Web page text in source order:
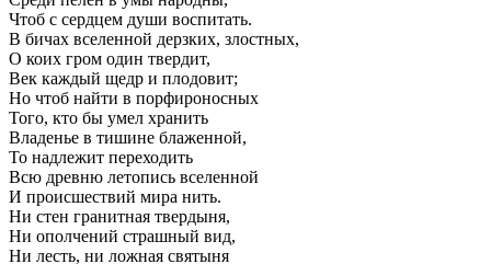
Чтоб с сердцем души воспитать.
В бичах вселенной дерзких, злостных,
О коих гром один твердит,
Век каждый щедр и плодовит;
Но чтоб найти в порфироносных
Того, кто бы умел хранить
Владенье в тишине блаженной,
То надлежит переходить
Всю древню летопись вселенной
И происшествий мира нить.
Ни стен гранитная твердыня,
Ни ополчений страшный вид,
Ни лесть, ни ложная святыня